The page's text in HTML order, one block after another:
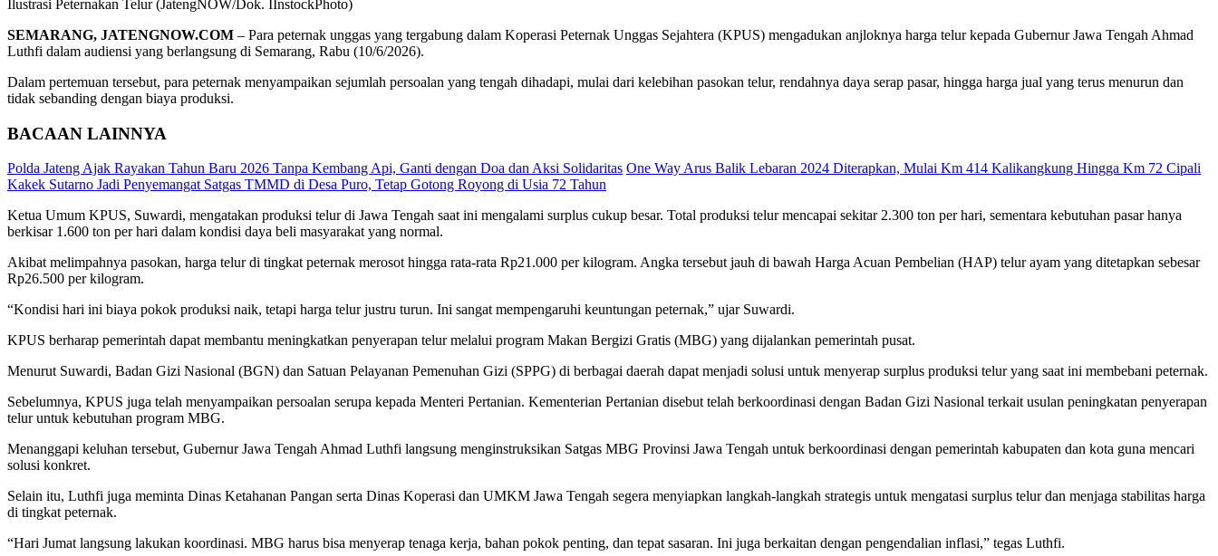
Ilustrasi Peternakan Telur (JatengNOW/Dok. IInstockPhoto)
SEMARANG, JATENGNOW.COM – Para peternak unggas yang tergabung dalam Koperasi Peternak Unggas Sejahtera (KPUS) mengadukan anjloknya harga telur kepada Gubernur Jawa Tengah Ahmad
Luthfi dalam audiensi yang berlangsung di Semarang, Rabu (10/6/2026).
Dalam pertemuan tersebut, para peternak menyampaikan sejumlah persoalan yang tengah dihadapi, mulai dari kelebihan pasokan telur, rendahnya daya serap pasar, hingga harga jual yang terus menurun dan
tidak sebanding dengan biaya produksi.
BACAAN LAINNYA
Polda Jateng Ajak Rayakan Tahun Baru 2026 Tanpa Kembang Api, Ganti dengan Doa dan Aksi Solidaritas One Way Arus Balik Lebaran 2024 Diterapkan, Mulai Km 414 Kalikangkung Hingga Km 72 Cipali
Kakek Sutarno Jadi Penyemangat Satgas TMMD di Desa Puro, Tetap Gotong Royong di Usia 72 Tahun
Ketua Umum KPUS, Suwardi, mengatakan produksi telur di Jawa Tengah saat ini mengalami surplus cukup besar. Total produksi telur mencapai sekitar 2.300 ton per hari, sementara kebutuhan pasar hanya
berkisar 1.600 ton per hari dalam kondisi daya beli masyarakat yang normal.
Akibat melimpahnya pasokan, harga telur di tingkat peternak merosot hingga rata-rata Rp21.000 per kilogram. Angka tersebut jauh di bawah Harga Acuan Pembelian (HAP) telur ayam yang ditetapkan sebesar
Rp26.500 per kilogram.
“Kondisi hari ini biaya pokok produksi naik, tetapi harga telur justru turun. Ini sangat mempengaruhi keuntungan peternak,” ujar Suwardi.
KPUS berharap pemerintah dapat membantu meningkatkan penyerapan telur melalui program Makan Bergizi Gratis (MBG) yang dijalankan pemerintah pusat.
Menurut Suwardi, Badan Gizi Nasional (BGN) dan Satuan Pelayanan Pemenuhan Gizi (SPPG) di berbagai daerah dapat menjadi solusi untuk menyerap surplus produksi telur yang saat ini membebani peternak.
Sebelumnya, KPUS juga telah menyampaikan persoalan serupa kepada Menteri Pertanian. Kementerian Pertanian disebut telah berkoordinasi dengan Badan Gizi Nasional terkait usulan peningkatan penyerapan
telur untuk kebutuhan program MBG.
Menanggapi keluhan tersebut, Gubernur Jawa Tengah Ahmad Luthfi langsung menginstruksikan Satgas MBG Provinsi Jawa Tengah untuk berkoordinasi dengan pemerintah kabupaten dan kota guna mencari
solusi konkret.
Selain itu, Luthfi juga meminta Dinas Ketahanan Pangan serta Dinas Koperasi dan UMKM Jawa Tengah segera menyiapkan langkah-langkah strategis untuk mengatasi surplus telur dan menjaga stabilitas harga
di tingkat peternak.
“Hari Jumat langsung lakukan koordinasi. MBG harus bisa menyerap tenaga kerja, bahan pokok penting, dan tepat sasaran. Ini juga berkaitan dengan pengendalian inflasi,” tegas Luthfi.